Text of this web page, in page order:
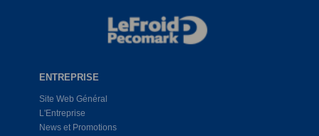
ENTREPRISE
Site Web Général
L'Entreprise
News et Promotions